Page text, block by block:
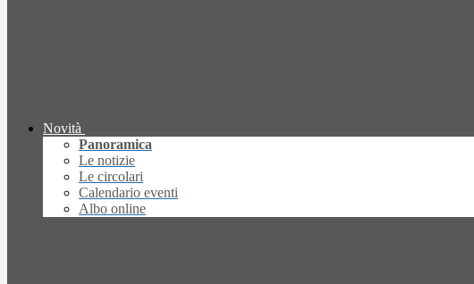
Novità
Panoramica
Le notizie
Le circolari
Calendario eventi
Albo online